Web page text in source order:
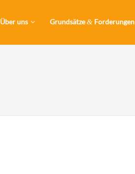
Über uns Grundsätze& Forderungen